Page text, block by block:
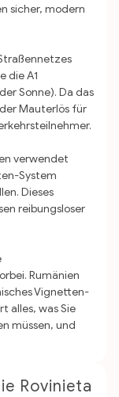
sicher, modern
die A1
Sonne). Da das
Mauterlös für
verwendet
System
Dieses
reibungsloser
Rumänien
Vignetten-
alles, was Sie
müssen, und
Rovinieta